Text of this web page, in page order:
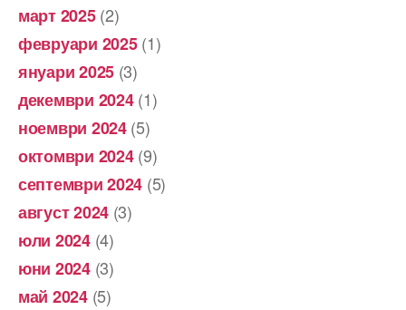
март 2025(2)
февруари 2025(1)
януари 2025 (3)
декември 2024(1)
ноември 2024(5)
октомври 2024(9)
септември 2024 (5)
август 2024 (3)
юли 2024(4)
юни 2024(3)
май 2024(5)